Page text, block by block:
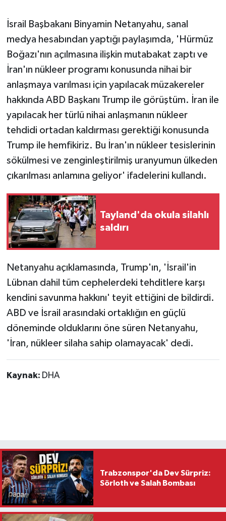
İsrail Başbakanı Binyamin Netanyahu, sanal
medya hesabından yaptığı paylaşımda, 'Hürmüz
Boğazı'nın açılmasına ilişkin mutabakat zaptı ve
İran'ın nükleer programı konusunda nihai bir
anlaşmaya varılması için yapılacak müzakereler
hakkında ABD Başkanı Trump ile görüştüm. İran ile
yapılacak her türlü nihai anlaşmanın nükleer
tehdidi ortadan kaldırması gerektiği konusunda
Trump ile hemfikiriz. Bu İran'ın nükleer tesislerinin
sökülmesi ve zenginleştirilmiş uranyumun ülkeden
çıkarılması anlamına geliyor' ifadelerini kullandı.
Tayland'da okula silahlı
saldırı
Netanyahu açıklamasında, Trump'ın, 'İsrail'in
Lübnan dahil tüm cephelerdeki tehditlere karşı
kendini savunma hakkını' teyit ettiğini de bildirdi.
ABD ve İsrail arasındaki ortaklığın en güçlü
döneminde olduklarını öne süren Netanyahu,
'İran, nükleer silaha sahip olamayacak' dedi.
Kaynak: DHA
Trabzonspor'da Dev Sürpriz:
Sörloth ve Salah Bombası